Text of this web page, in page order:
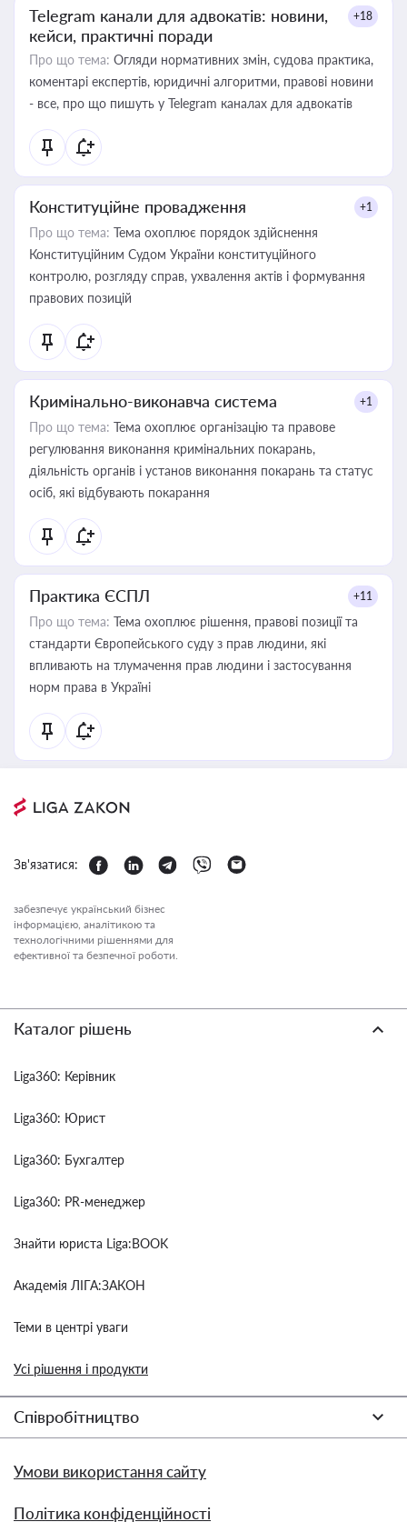
Telegram канали для адвокатів: новини,
кейси, практичні поради
+18
Про що тема: Огляди нормативних змін, судова практика,
коментарі експертів, юридичні алгоритми, правові новини
- все, про що пишуть у Telegram каналах для адвокатів
Конституційне провадження +1
Про що тема: Тема охоплює порядок здійснення
Конституційним Судом України конституційного
контролю, розгляду справ, ухвалення актів і формування
правових позицій
Кримінально-виконавча система +1
Про що тема: Тема охоплює організацію та правове
регулювання виконання кримінальних покарань,
діяльність органів і установ виконання покарань та статус
осіб, які відбувають покарання
Практика ЄСПЛ +11
Про що тема: Тема охоплює рішення, правові позиції та
стандарти Європейського суду з прав людини, які
впливають на тлумачення прав людини і застосування
норм права в Україні
Зв'язатися:
забезпечує український бізнес
інформацією, аналітикою та
технологічними рішеннями для
ефективної та безпечної роботи.
Каталог рішень
Liga360: Керівник
Liga360: Юрист
Liga360: Бухгалтер
Liga360: PR-менеджер
Знайти юриста Liga:BOOK
Академія ЛІГА:ЗАКОН
Теми в центрі уваги
Усі рішення і продукти
Співробітництво
Умови використання сайту
Політика конфіденційності